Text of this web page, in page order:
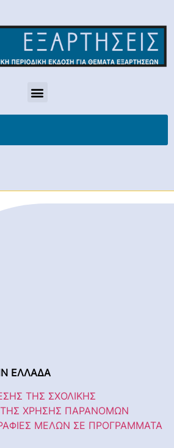
ΕΛΛΑΔΑ
ΤΗΣ ΣΧΟΛΙΚΗΣ
ΤΗΣ ΧΡΗΣΗΣ ΠΑΡΑΝΟΜΩΝ
ΜΕΛΩΝ ΣΕ ΠΡΟΓΡΑΜΜΑΤΑ